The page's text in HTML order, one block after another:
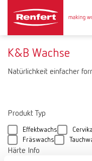
K&B Wachse
Natürlichkeit einfacher
Produkt Typ
Effektwachs
Fräswachs
Härte Info